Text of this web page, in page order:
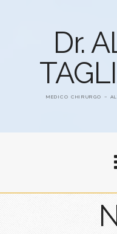
Dr.
MEDICO CHIRURGO –